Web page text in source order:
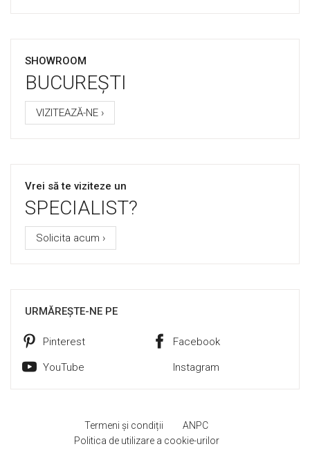
SHOWROOM
BUCUREȘTI
VIZITEAZĂ-NE ›
Vrei să te viziteze un
SPECIALIST?
Solicita acum ›
URMĂREȘTE-NE PE
Pinterest Facebook
YouTube Instagram
Termeni și condiții
ANPC
Politica de utilizare a cookie-urilor